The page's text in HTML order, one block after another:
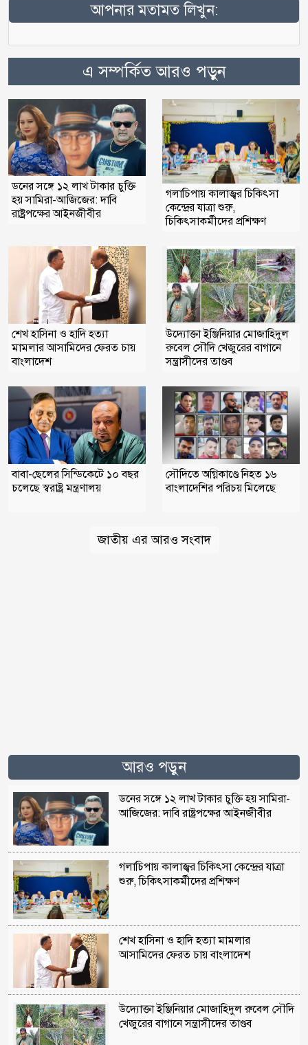
আপনার মতামত লিখুন:
এ সম্পর্কিত আরও পড়ুন
ডনের সঙ্গে ১২ লাখ টাকার চুক্তি
হয় সামিরা-আজিজের: দাবি
রাষ্ট্রপক্ষের আইনজীবীর
গলাচিপায় কালাজ্বর চিকিৎসা
কেন্দ্রের যাত্রা শুরু,
চিকিৎসাকর্মীদের প্রশিক্ষণ
শেখ হাসিনা ও হাদি হত্যা
মামলার আসামিদের ফেরত চায়
বাংলাদেশ
উদ্যোক্তা ইঞ্জিনিয়ার মোজাহিদুল
রুবেল সৌদি খেজুরের বাগানে
সন্ত্রাসীদের তাণ্ডব
বাবা-ছেলের সিন্ডিকেটে ১০ বছর
চলেছে স্বরাষ্ট্র মন্ত্রণালয়
সৌদিতে অগ্নিকাণ্ডে নিহত ১৬
বাংলাদেশির পরিচয় মিলেছে
জাতীয় এর আরও সংবাদ
আরও পড়ুন
ডনের সঙ্গে ১২ লাখ টাকার চুক্তি হয় সামিরা-
আজিজের: দাবি রাষ্ট্রপক্ষের আইনজীবীর
গলাচিপায় কালাজ্বর চিকিৎসা কেন্দ্রের যাত্রা
শুরু, চিকিৎসাকর্মীদের প্রশিক্ষণ
শেখ হাসিনা ও হাদি হত্যা মামলার
আসামিদের ফেরত চায় বাংলাদেশ
উদ্যোক্তা ইঞ্জিনিয়ার মোজাহিদুল রুবেল সৌদি
খেজুরের বাগানে সন্ত্রাসীদের তাণ্ডব